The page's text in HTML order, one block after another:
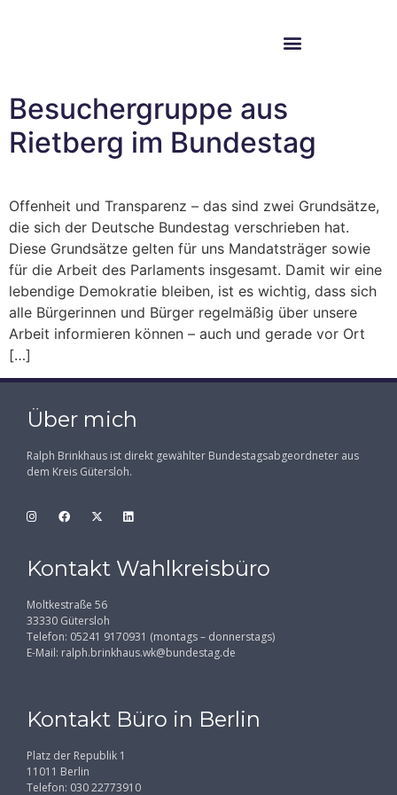
Besuchergruppe aus
Rietberg im Bundestag
Offenheit und Transparenz – das sind zwei Grundsätze,
die sich der Deutsche Bundestag verschrieben hat.
Diese Grundsätze gelten für uns Mandatsträger sowie
für die Arbeit des Parlaments insgesamt. Damit wir eine
lebendige Demokratie bleiben, ist es wichtig, dass sich
alle Bürgerinnen und Bürger regelmäßig über unsere
Arbeit informieren können – auch und gerade vor Ort
[…]
Über mich
Ralph Brinkhaus ist direkt gewählter Bundestagsabgeordneter aus
dem Kreis Gütersloh.
Kontakt Wahlkreisbüro
Moltkestraße 56
33330 Gütersloh
Telefon: 05241 9170931 (montags – donnerstags)
E-Mail: ralph.brinkhaus.wk@bundestag.de
Kontakt Büro in Berlin
Platz der Republik 1
11011 Berlin
Telefon: 030 22773910